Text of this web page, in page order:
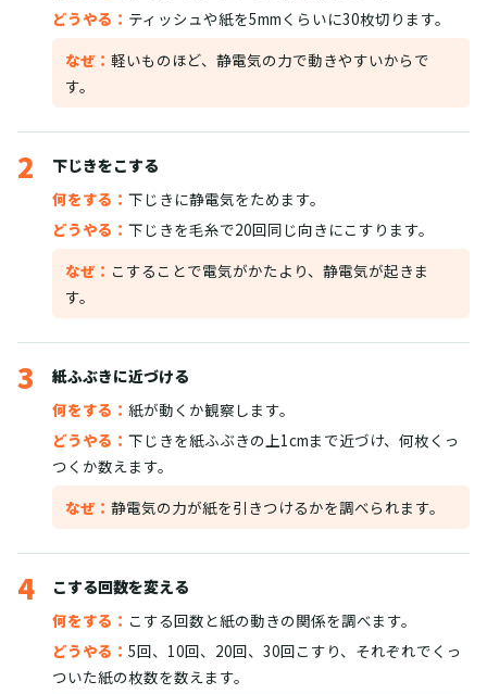
どうやる： ティッシュや紙を5mmくらいに30枚切ります。
なぜ： 軽いものほど、静電気の力で動きやすいからで
す。
2
下じきをこする
何をする： 下じきに静電気をためます。
どうやる： 下じきを毛糸で20回同じ向きにこすります。
なぜ： こすることで電気がかたより、静電気が起きま
す。
3
紙ふぶきに近づける
何をする： 紙が動くか観察します。
どうやる： 下じきを紙ふぶきの上1cmまで近づけ、何枚くっ
つくか数えます。
なぜ： 静電気の力が紙を引きつけるかを調べられます。
4
こする回数を変える
何をする： こする回数と紙の動きの関係を調べます。
どうやる： 5回、10回、20回、30回こすり、それぞれでくっ
ついた紙の枚数を数えます。